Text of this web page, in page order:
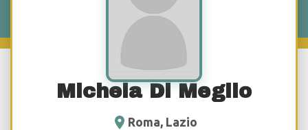
Michela Di Meglio
Roma, Lazio